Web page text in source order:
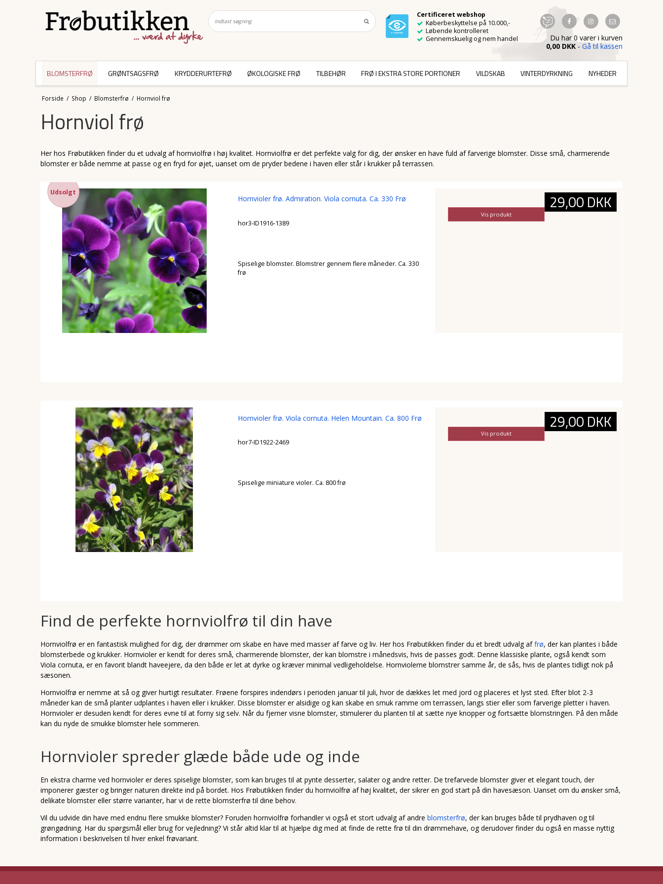
Certificeret webshop
Køberbeskyttelse på 10.000,-
Løbende kontrolleret
Gennemskuelig og nem handel
Du har 0 varer i kurven
0,00 DKK- Gå til kassen
BLOMSTERFRØ GRØNTSAGSFRØ KRYDDERURTEFRØ ØKOLOGISKE FRØ TILBEHØR FRØ I EKSTRA STORE PORTIONER VILDSKAB VINTERDYRKNING NYHEDER
Forside / Shop / Blomsterfrø / Hornviol frø
Hornviol frø
Her hos Frøbutikken finder du et udvalg af hornviolfrø i høj kvalitet. Hornviolfrø er det perfekte valg for dig, der ønsker en have fuld af farverige blomster. Disse små, charmerende
blomster er både nemme at passe og en fryd for øjet, uanset om de pryder bedene i haven eller står i krukker på terrassen.
Udsolgt
Hornvioler frø. Admiration. Viola cornuta. Ca. 330 Frø
hor3-ID1916-1389
Spiselige blomster. Blomstrer gennem flere måneder. Ca. 330
frø
29,00 DKK
Vis produkt
Hornvioler frø. Viola cornuta. Helen Mountain. Ca. 800 Frø
hor7-ID1922-2469
Spiselige miniature violer. Ca. 800 frø
29,00 DKK
Vis produkt
Find de perfekte hornviolfrø til din have
Hornviolfrø er en fantastisk mulighed for dig, der drømmer om skabe en have med masser af farve og liv. Her hos Frøbutikken finder du et bredt udvalg affrø, der kan plantes i både
blomsterbede og krukker. Hornvioler er kendt for deres små, charmerende blomster, der kan blomstre i månedsvis, hvis de passes godt. Denne klassiske plante, også kendt som
Viola cornuta, er en favorit blandt haveejere, da den både er let at dyrke og kræver minimal vedligeholdelse. Hornviolerne blomstrer samme år, de sås, hvis de plantes tidligt nok på
sæsonen.
Hornviolfrø er nemme at så og giver hurtigt resultater. Frøene forspires indendørs i perioden januar til juli, hvor de dækkes let med jord og placeres et lyst sted. Efter blot 2-3
måneder kan de små planter udplantes i haven eller i krukker. Disse blomster er alsidige og kan skabe en smuk ramme om terrassen, langs stier eller som farverige pletter i haven.
Hornvioler er desuden kendt for deres evne til at forny sig selv. Når du fjerner visne blomster, stimulerer du planten til at sætte nye knopper og fortsætte blomstringen. På den måde
kan du nyde de smukke blomster hele sommeren.
Hornvioler spreder glæde både ude og inde
En ekstra charme ved hornvioler er deres spiselige blomster, som kan bruges til at pynte desserter, salater og andre retter. De trefarvede blomster giver et elegant touch, der
imponerer gæster og bringer naturen direkte ind på bordet. Hos Frøbutikken finder du hornviolfrø af høj kvalitet, der sikrer en god start på din havesæson. Uanset om du ønsker små,
delikate blomster eller større varianter, har vi de rette blomsterfrø til dine behov.
Vil du udvide din have med endnu flere smukke blomster? Foruden hornviolfrø forhandler vi også et stort udvalg af andre blomsterfrø, der kan bruges både til prydhaven og til
grøngødning. Har du spørgsmål eller brug for vejledning? Vi står altid klar til at hjælpe dig med at finde de rette frø til din drømmehave, og derudover finder du også en masse nyttig
information i beskrivelsen til hver enkel frøvariant.